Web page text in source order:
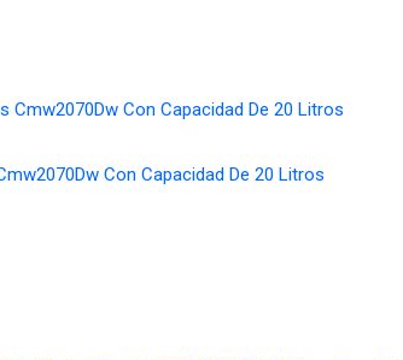
Con Capacidad De 20 Litros